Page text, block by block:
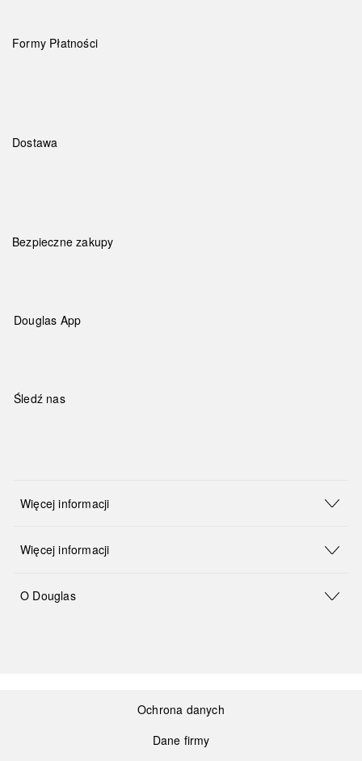
Formy Płatności
Dostawa
Bezpieczne zakupy
Douglas App
Śledź nas
Więcej informacji
Więcej informacji
O Douglas
Ochrona danych
Dane firmy